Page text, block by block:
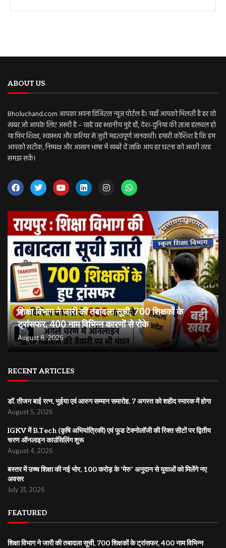
ABOUT US
Bholuchand.com आपका अपना डिजिटल न्यूज़ पोर्टल है। यहाँ आपको मिलती है हर वो
खबर जो आपके लिए ज़रूरी है – चाहे वह स्थानीय मुद्दे हों, देश-दुनिया की ताज़ा हलचल हो
या फिर शिक्षा, स्वास्थ्य और करियर से जुड़ी महत्वपूर्ण जानकारी। हमारी कोशिश है कि हम
आपको सटीक, निष्पक्ष और आसान भाषा में खबरें दें ताकि आप हर घटना को अच्छी तरह
समझ सकें।
शिक्षा विभाग ने जारी की तबादला सूची, 700 शिक्षकों के
ट्रांसफर, 400 नाम विभिन्न कारणों से रोके
August 8, 2026
RECENT ARTICLES
डॉ. तीजन बाई रत्न, भुईया एवं आरुग सम्मान समारोह, 7 अगस्त को शहीद स्मारक में होगा
August 5, 2026
IGKV में B.Tech (कृषि अभियांत्रिकी) एवं फूड टेक्नोलॉजी की रिक्त सीटों पर द्वितीय
चरण ऑनलाइन काउंसिलिंग शुरू
August 4, 2026
बस्तर में उच्च शिक्षा की नई भोर, 100 करोड़ के ‘मेरु’ अनुदान से युवाओं को मिलेंगे नए
अवसर
July 31, 2026
FEATURED
शिक्षा विभाग ने जारी की तबादला सूची, 700 शिक्षकों के ट्रांसफर, 400 नाम विभिन्न